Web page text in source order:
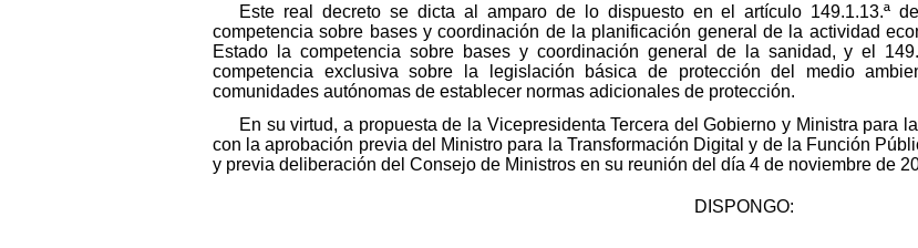
Este real decreto se dicta al amparo de lo dispuesto en el artículo 149.1.13.ª
competencia sobre bases y coordinación de la planificación general de la actividad
Estado la competencia sobre bases y coordinación general de la sanidad, y el
competencia exclusiva sobre la legislación básica de protección del medio
comunidades autónomas de establecer normas adicionales de protección.
En su virtud, a propuesta de la Vicepresidenta Tercera del Gobierno y Ministra para
con la aprobación previa del Ministro para la Transformación Digital y de la Función
y previa deliberación del Consejo de Ministros en su reunión del día 4 de noviembre de
DISPONGO: